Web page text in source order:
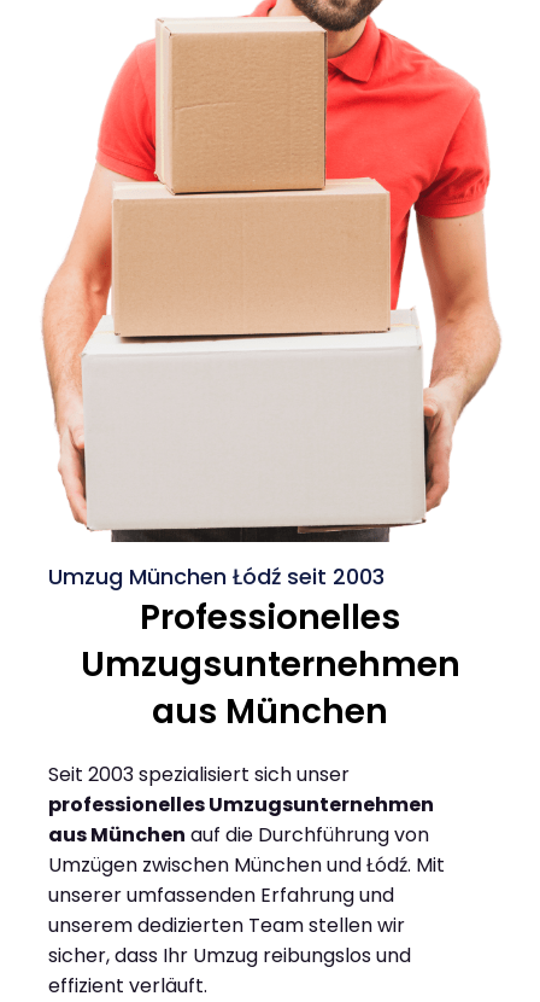
Umzug München Łódź seit 2003
Professionelles
Umzugsunternehmen
aus München
Seit 2003 spezialisiert sich unser
professionelles Umzugsunternehmen
aus München auf die Durchführung von
Umzügen zwischen München und Łódź. Mit
unserer umfassenden Erfahrung und
unserem dedizierten Team stellen wir
sicher, dass Ihr Umzug reibungslos und
effizient verläuft.